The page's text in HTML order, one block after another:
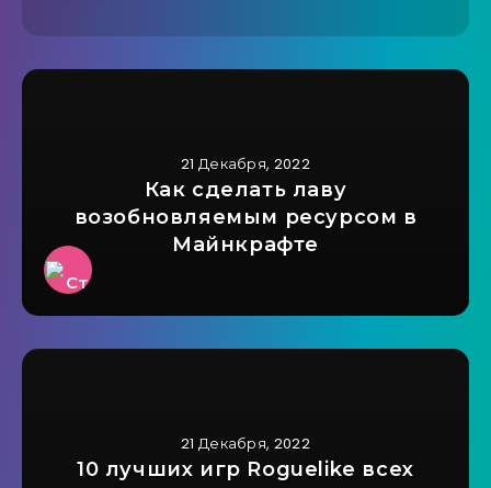
21 Декабря, 2022
Как сделать лаву
возобновляемым ресурсом в
Майнкрафте
21 Декабря, 2022
10 лучших игр Roguelike всех